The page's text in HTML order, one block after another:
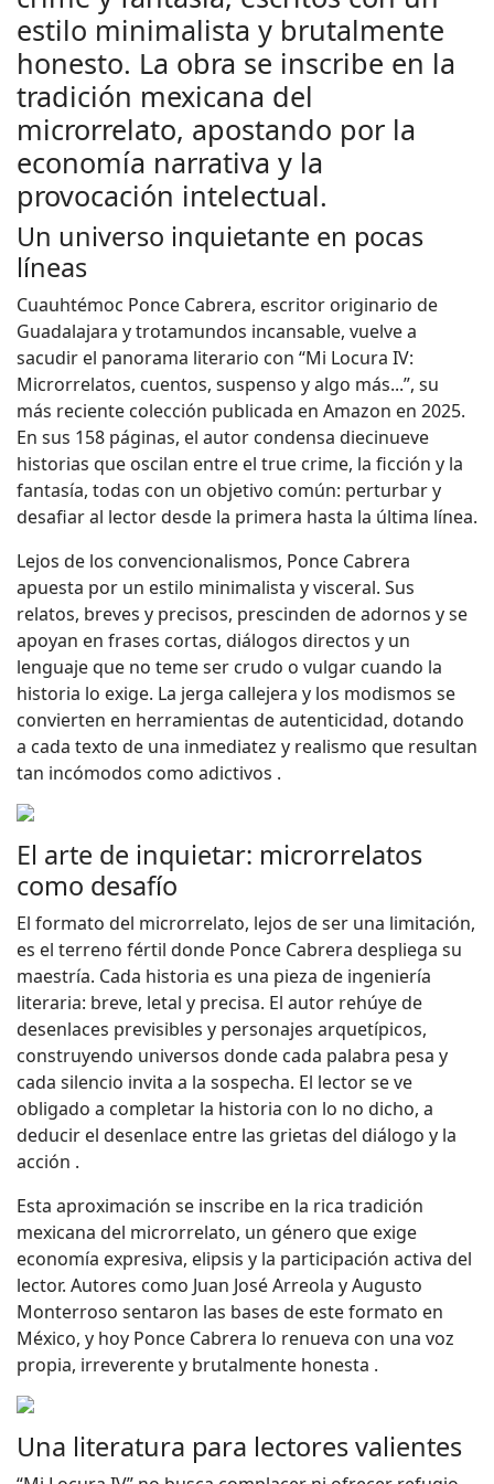
estilo minimalista y brutalmente
honesto. La obra se inscribe en la
tradición mexicana del
microrrelato, apostando por la
economía narrativa y la
provocación intelectual.
Un universo inquietante en pocas
líneas
Cuauhtémoc Ponce Cabrera, escritor originario de
Guadalajara y trotamundos incansable, vuelve a
sacudir el panorama literario con “Mi Locura IV:
Microrrelatos, cuentos, suspenso y algo más...”, su
más reciente colección publicada en Amazon en 2025.
En sus 158 páginas, el autor condensa diecinueve
historias que oscilan entre el true crime, la ficción y la
fantasía, todas con un objetivo común: perturbar y
desafiar al lector desde la primera hasta la última línea.
Lejos de los convencionalismos, Ponce Cabrera
apuesta por un estilo minimalista y visceral. Sus
relatos, breves y precisos, prescinden de adornos y se
apoyan en frases cortas, diálogos directos y un
lenguaje que no teme ser crudo o vulgar cuando la
historia lo exige. La jerga callejera y los modismos se
convierten en herramientas de autenticidad, dotando
a cada texto de una inmediatez y realismo que resultan
tan incómodos como adictivos .
El arte de inquietar: microrrelatos
como desafío
El formato del microrrelato, lejos de ser una limitación,
es el terreno fértil donde Ponce Cabrera despliega su
maestría. Cada historia es una pieza de ingeniería
literaria: breve, letal y precisa. El autor rehúye de
desenlaces previsibles y personajes arquetípicos,
construyendo universos donde cada palabra pesa y
cada silencio invita a la sospecha. El lector se ve
obligado a completar la historia con lo no dicho, a
deducir el desenlace entre las grietas del diálogo y la
acción .
Esta aproximación se inscribe en la rica tradición
mexicana del microrrelato, un género que exige
economía expresiva, elipsis y la participación activa del
lector. Autores como Juan José Arreola y Augusto
Monterroso sentaron las bases de este formato en
México, y hoy Ponce Cabrera lo renueva con una voz
propia, irreverente y brutalmente honesta .
Una literatura para lectores valientes